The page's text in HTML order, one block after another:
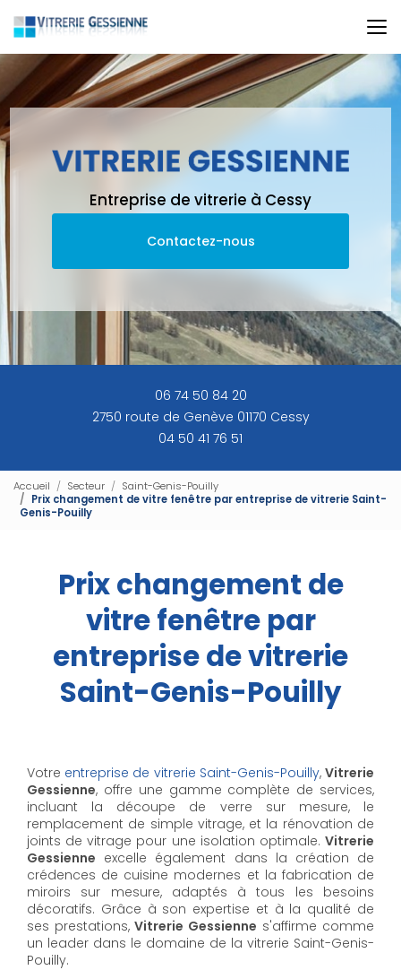
au
contenu
principal
Entreprise de vitrerie à Cessy
Contactez-nous
06 74 50 84 20
2750 route de Genève 01170 Cessy
04 50 41 76 51
Accueil Secteur
Saint-Genis-Pouilly
Prix changement de vitre fenêtre par entreprise de vitrerie Saint-
Genis-Pouilly
Prix changement de
vitre fenêtre par
entreprise de vitrerie
Saint-Genis-Pouilly
Votre entreprise de vitrerie Saint-Genis-Pouilly,Vitrerie
Gessienne, offre une gamme complète de services,
incluant la découpe de verre sur mesure, le
remplacement de simple vitrage, et la rénovation de
joints de vitrage pour une isolation optimale. Vitrerie
Gessienne excelle également dans la création de
crédences de cuisine modernes et la fabrication de
miroirs sur mesure, adaptés à tous les besoins
décoratifs. Grâce à son expertise et à la qualité de
ses prestations, Vitrerie Gessienne s'affirme comme
un leader dans le domaine de la vitrerie Saint-Genis-
Pouilly.